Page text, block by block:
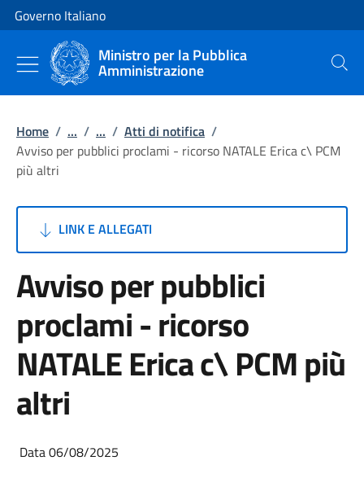
Vai al contenuto
Vai alla navigazione del sito
Governo Italiano
Ministro per la Pubblica
Amministrazione Cerca
Home / ... / ... / Atti di notifica /
Avviso per pubblici proclami - ricorso NATALE Erica c\ PCM
più altri
LINK E ALLEGATI
Avviso per pubblici
proclami - ricorso
NATALE Erica c\ PCM più
altri
Data 06/08/2025